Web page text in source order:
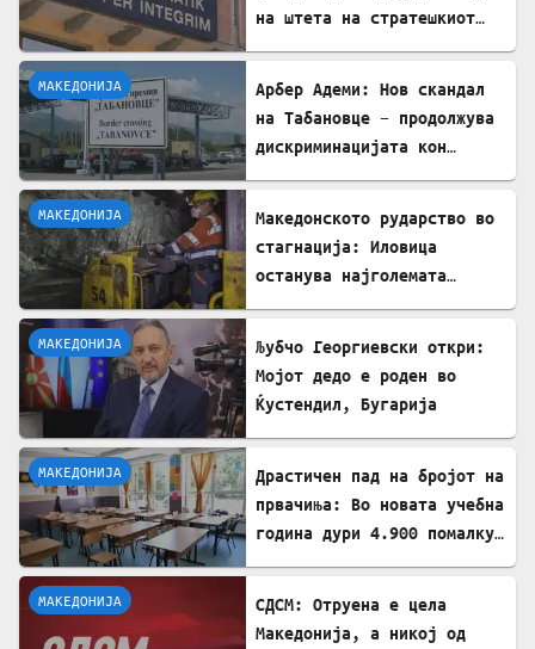
на штета на стратешкиот
МАКЕДОНИЈА
Арбер Адеми: Нов скандал
на Табановце – продолжува
дискриминацијата кон
МАКЕДОНИЈА
Македонското рударство во
стагнација: Иловица
останува најголемата
МАКЕДОНИЈА
Љубчо Георгиевски откри:
Мојот дедо е роден во
Ќустендил, Бугарија
МАКЕДОНИЈА
Драстичен пад на бројот на
првачиња: Во новата учебна
година дури 4.900 помалку
МАКЕДОНИЈА
СДСМ: Отруена е цела
Македонија, а никој од